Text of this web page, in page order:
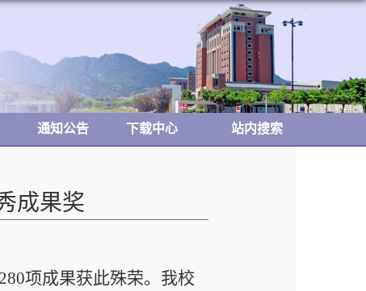
通知公告 下载中心 站内搜索
成果奖
280项成果获此殊荣。我校